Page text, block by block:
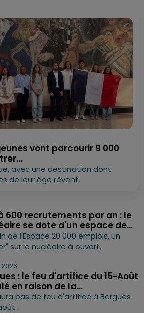
vont parcourir 9 000
avec une destination dont
de leur âge rêvent.
600 recrutements par an : le
se dote d'un espace de...
de l'Espace 20 000 emplois, un
sur le nucléaire à ouvert.
: le feu d'artifice du 15-Août
en raison de la...
pas de feu d'artifice à Bergues